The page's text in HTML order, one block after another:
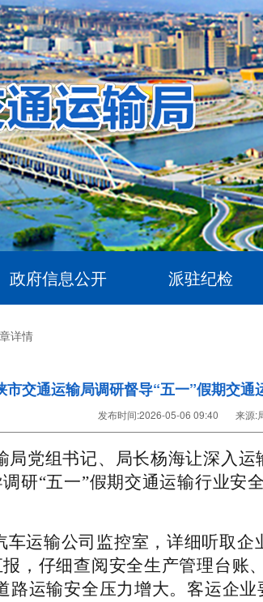
政府信息公开 派驻纪检
详情
市交通运输局调研督导“五一”假期交
发布时间:2026-05-06 09:40 来源:
局党组书记、局长杨海让深入
研“五一”假期交通运输行业安
运输公司监控室，详细听取
，仔细查阅安全生产管理台账
路运输安全压力增大。客运企